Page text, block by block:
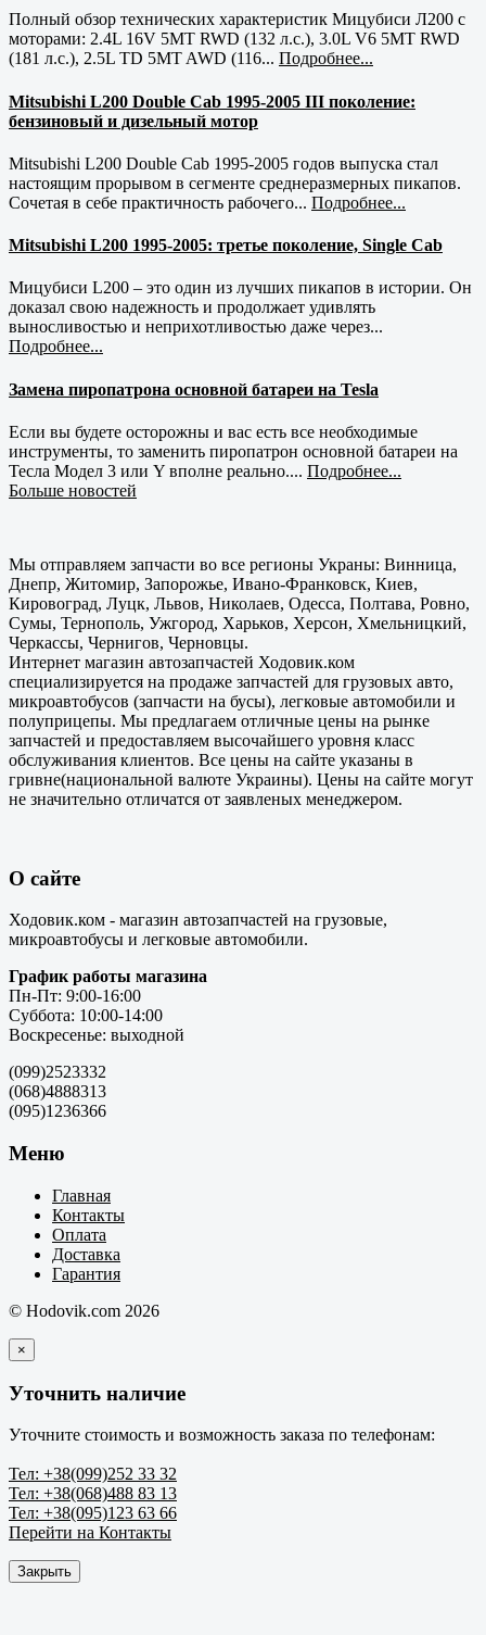
Полный обзор технических характеристик Мицубиси Л200 с
моторами: 2.4L 16V 5MT RWD (132 л.с.), 3.0L V6 5MT RWD
(181 л.с.), 2.5L TD 5MT AWD (116... Подробнее...
Mitsubishi L200 Double Cab 1995-2005 III поколение:
бензиновый и дизельный мотор
Mitsubishi L200 Double Cab 1995-2005 годов выпуска стал
настоящим прорывом в сегменте среднеразмерных пикапов.
Сочетая в себе практичность рабочего... Подробнее...
Mitsubishi L200 1995-2005: третье поколение, Single Cab
Мицубиси L200 – это один из лучших пикапов в истории. Он
доказал свою надежность и продолжает удивлять
выносливостью и неприхотливостью даже через...
Подробнее...
Замена пиропатрона основной батареи на Tesla
Если вы будете осторожны и вас есть все необходимые
инструменты, то заменить пиропатрон основной батареи на
Тесла Модел 3 или Y вполне реально.... Подробнее...
Больше новостей
Мы отправляем запчасти во все регионы Украны: Винница,
Днепр, Житомир, Запорожье, Ивано-Франковск, Киев,
Кировоград, Луцк, Львов, Николаев, Одесса, Полтава, Ровно,
Сумы, Тернополь, Ужгород, Харьков, Херсон, Хмельницкий,
Черкассы, Чернигов, Черновцы.
Интернет магазин автозапчастей Ходовик.ком
специализируется на продаже запчастей для грузовых авто,
микроавтобусов (запчасти на бусы), легковые автомобили и
полуприцепы. Мы предлагаем отличные цены на рынке
запчастей и предоставляем высочайшего уровня класс
обслуживания клиентов. Все цены на сайте указаны в
гривне(национальной валюте Украины). Цены на сайте могут
не значительно отличатся от заявленых менеджером.
О сайте
Ходовик.ком - магазин автозапчастей на грузовые,
микроавтобусы и легковые автомобили.
График работы магазина
Пн-Пт: 9:00-16:00
Суббота: 10:00-14:00
Воскресенье: выходной
(099)2523332
(068)4888313
(095)1236366
Меню
Главная
Контакты
Оплата
Доставка
Гарантия
© Hodovik.com 2026
×
Уточнить наличие
Уточните стоимость и возможность заказа по телефонам:
Тел: +38(099)252 33 32
Тел: +38(068)488 83 13
Тел: +38(095)123 63 66
Перейти на Контакты
Закрыть